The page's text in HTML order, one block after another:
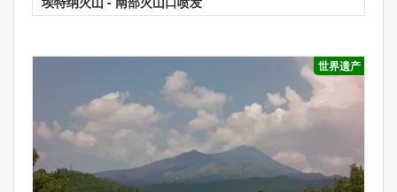
世界遗产